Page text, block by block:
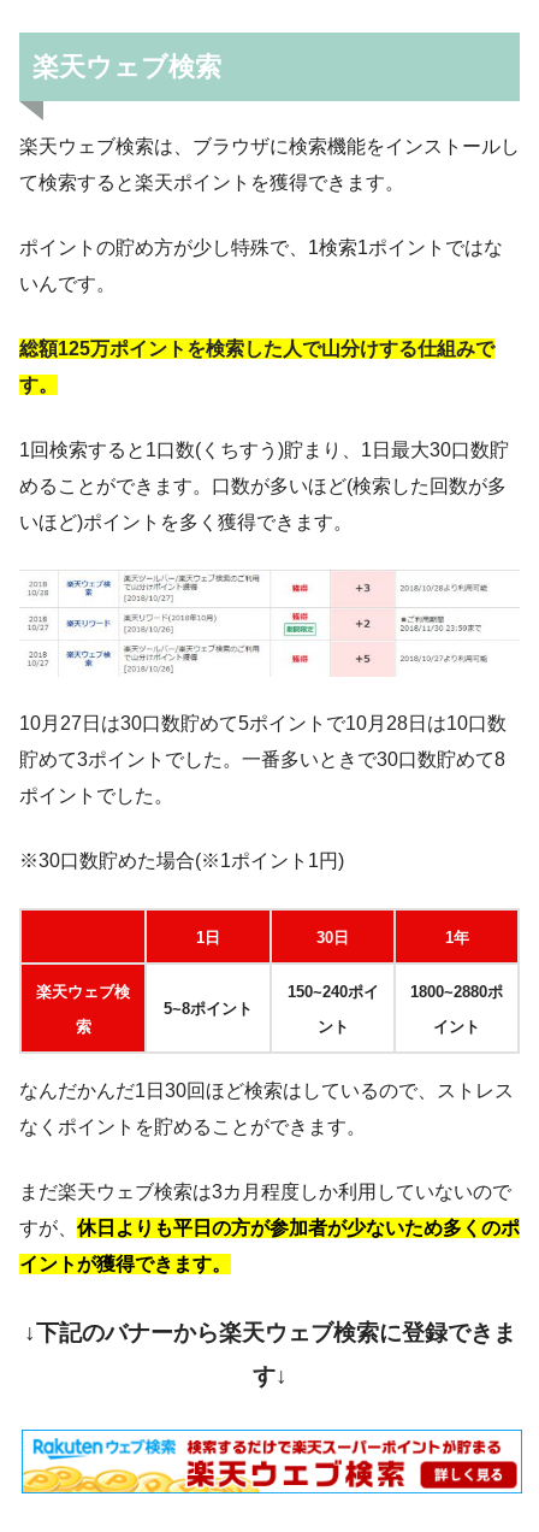
楽天ウェブ検索
楽天ウェブ検索は、ブラウザに検索機能をインストールし
て検索すると楽天ポイントを獲得できます。
ポイントの貯め方が少し特殊で、1検索1ポイントではな
いんです。
総額125万ポイントを検索した人で山分けする仕組みで
す。
1回検索すると1口数(くちすう)貯まり、1日最大30口数貯
めることができます。口数が多いほど(検索した回数が多
いほど)ポイントを多く獲得できます。
10月27日は30口数貯めて5ポイントで10月28日は10口数
貯めて3ポイントでした。一番多いときで30口数貯めて8
ポイントでした。
※30口数貯めた場合(※1ポイント1円)
1日 30日 1年
楽天ウェブ検
索
5~8ポイント
150~240ポイ
ント
1800~2880ポ
イント
なんだかんだ1日30回ほど検索はしているので、ストレス
なくポイントを貯めることができます。
まだ楽天ウェブ検索は3カ月程度しか利用していないので
すが、 休日よりも平日の方が参加者が少ないため多くのポ
イントが獲得できます。
↓下記のバナーから楽天ウェブ検索に登録できま
す↓